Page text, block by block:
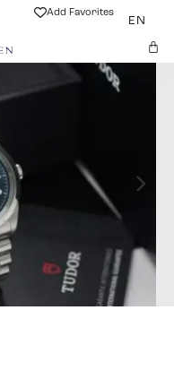
Add Favorites
EN